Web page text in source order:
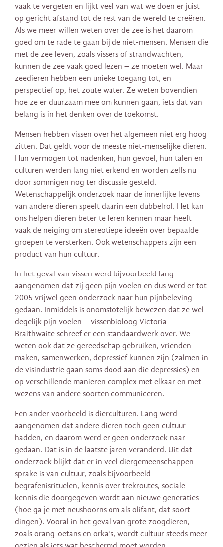
vaak te vergeten en lijkt veel van wat we doen er juist
op gericht afstand tot de rest van de wereld te creëren.
Als we meer willen weten over de zee is het daarom
goed om te rade te gaan bij de niet-mensen. Mensen die
met de zee leven, zoals vissers of strandwachten,
kunnen de zee vaak goed lezen – ze moeten wel. Maar
zeedieren hebben een unieke toegang tot, en
perspectief op, het zoute water. Ze weten bovendien
hoe ze er duurzaam mee om kunnen gaan, iets dat van
belang is in het denken over de toekomst.
Mensen hebben vissen over het algemeen niet erg hoog
zitten. Dat geldt voor de meeste niet-menselijke dieren.
Hun vermogen tot nadenken, hun gevoel, hun talen en
culturen werden lang niet erkend en worden zelfs nu
door sommigen nog ter discussie gesteld.
Wetenschappelijk onderzoek naar de innerlijke levens
van andere dieren speelt daarin een dubbelrol. Het kan
ons helpen dieren beter te leren kennen maar heeft
vaak de neiging om stereotiepe ideeën over bepaalde
groepen te versterken. Ook wetenschappers zijn een
product van hun cultuur.
In het geval van vissen werd bijvoorbeeld lang
aangenomen dat zij geen pijn voelen en dus werd er tot
2005 vrijwel geen onderzoek naar hun pijnbeleving
gedaan. Inmiddels is onomstotelijk bewezen dat ze wel
degelijk pijn voelen – vissenbioloog Victoria
Braithwaite schreef er een standaardwerk over. We
weten ook dat ze gereedschap gebruiken, vrienden
maken, samenwerken, depressief kunnen zijn (zalmen in
de visindustrie gaan soms dood aan die depressies) en
op verschillende manieren complex met elkaar en met
wezens van andere soorten communiceren.
Een ander voorbeeld is dierculturen. Lang werd
aangenomen dat andere dieren toch geen cultuur
hadden, en daarom werd er geen onderzoek naar
gedaan. Dat is in de laatste jaren veranderd. Uit dat
onderzoek blijkt dat er in veel diergemeenschappen
sprake is van cultuur, zoals bijvoorbeeld
begrafenisrituelen, kennis over trekroutes, sociale
kennis die doorgegeven wordt aan nieuwe generaties
(hoe ga je met neushoorns om als olifant, dat soort
dingen). Vooral in het geval van grote zoogdieren,
zoals orang-oetans en orka’s, wordt cultuur steeds meer